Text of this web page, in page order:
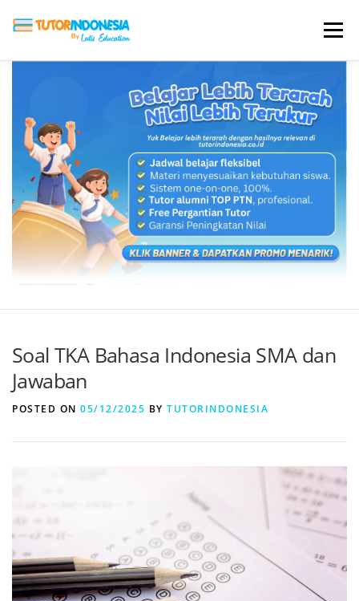
Menu
ABOUT US JADI PENGAJAR
BIAYA LES TESTIMONI PROFIL ALUMNI
BLOG DAFTAR SEKOLAH
Soal TKA Bahasa Indonesia SMA dan
Jawaban
POSTED ON 05/12/2025 BY TUTORINDONESIA